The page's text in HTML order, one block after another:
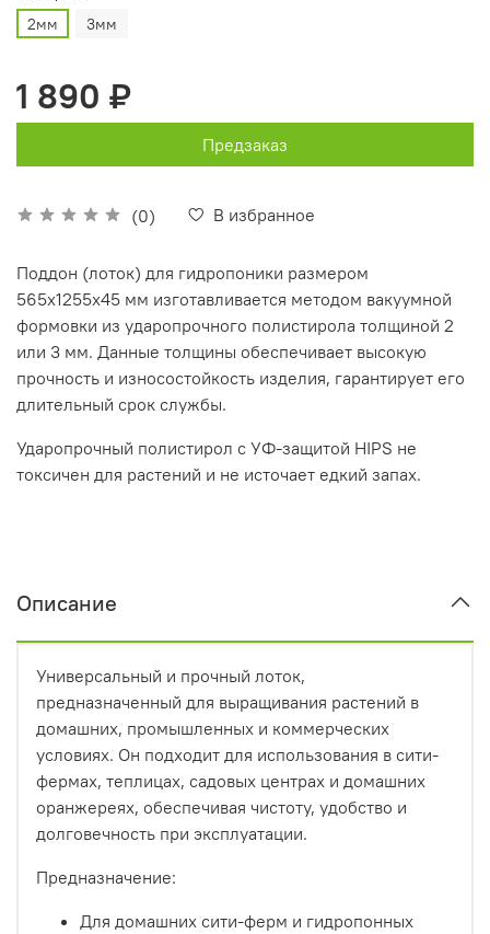
(0) В избранное
2мм 3мм
1 890 ₽
Предзаказ
Поддон (лоток) для гидропоники размером
565х1255х45 мм изготавливается методом вакуумной
формовки из ударопрочного полистирола толщиной 2
или 3 мм. Данные толщины обеспечивает высокую
прочность и износостойкость изделия, гарантирует его
длительный срок службы.
Ударопрочный полистирол с УФ-защитой HIPS не
токсичен для растений и не источает едкий запах.
Описание
Универсальный и прочный лоток,
предназначенный для выращивания растений в
домашних, промышленных и коммерческих
условиях. Он подходит для использования в сити-
фермах, теплицах, садовых центрах и домашних
оранжереях, обеспечивая чистоту, удобство и
долговечность при эксплуатации.
Предназначение:
Для домашних сити-ферм и гидропонных